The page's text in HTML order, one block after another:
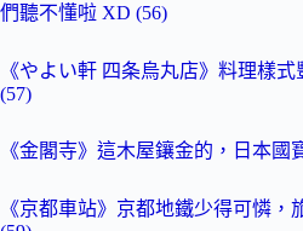
們聽不懂啦 XD (56)
《やよい軒 四条烏丸店》料理樣
(57)
《金閣寺》這木屋鑲金的，日本國
《京都車站》京都地鐵少得可憐，